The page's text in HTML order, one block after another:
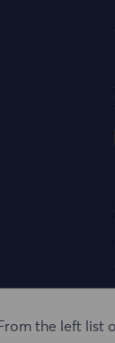
the left list